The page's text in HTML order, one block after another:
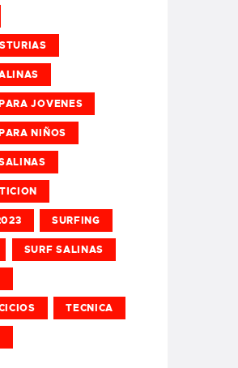
JOVENES
NIÑOS
SURFING
SURF SALINAS
TECNICA